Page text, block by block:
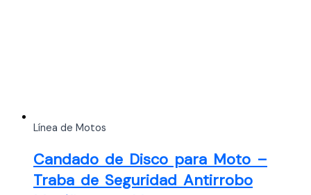
Línea de Motos
Candado de Disco para Moto –
Traba de Seguridad Antirrobo